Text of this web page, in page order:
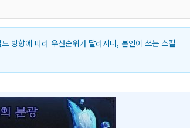
방향에 따라 우선순위가 달라지니, 본인이 쓰는 스킬